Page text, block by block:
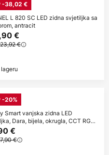
-38,02 €
L 820 SC LED zidna svjetiljka sa
antracit
€
€
-20%
Smart vanjska zidna LED
Dara, bijela, okrugla, CCT RGB,
€
€